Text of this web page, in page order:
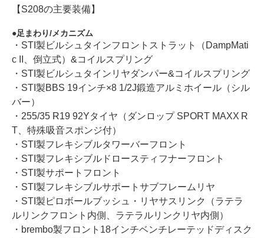
【S208の主要装備】
足まわり/メカニズム
・STI製ビルシュタインフロントストラット（DampMati
c II、倒立式）&コイルスプリング
・STI製ビルシュタインリヤダンパー&コイルスプリング
・STI製BBS 19インチ×8 1/2J鍛造アルミホイール（シル
バー）
・255/35 R19 92Yタイヤ（ダンロップ SPORT MAXX R
T、特殊吸音スポンジ付）
・STI製フレキシブルタワーバーフロント
・STI製フレキシブルドロースティフナーフロント
・STI製サポートフロント
・STI製フレキシブルサポートサブフレームリヤ
・STI製ピロボールブッシュ・リヤサスリンク（ラテラ
ルリンクフロント内側、ラテラルリンクリヤ内側）
・brembo製フロント18インチベンチレーテッドディスク